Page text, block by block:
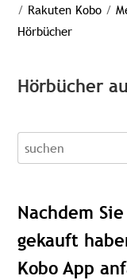
/ Rakuten Kobo /
Hörbücher
Hörbücher
recherche
Nachdem
gekauft
Kobo App